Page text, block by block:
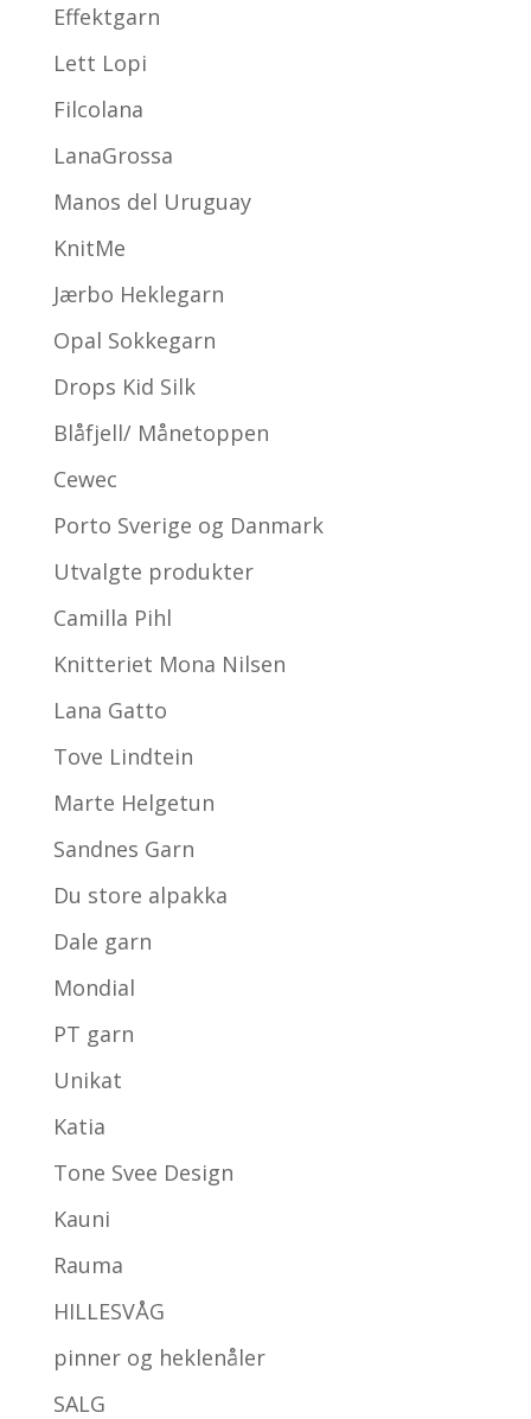
Effektgarn
Lett Lopi
Filcolana
LanaGrossa
Manos del Uruguay
KnitMe
Jærbo Heklegarn
Opal Sokkegarn
Drops Kid Silk
Blåfjell/ Månetoppen
Cewec
Porto Sverige og Danmark
Utvalgte produkter
Camilla Pihl
Knitteriet Mona Nilsen
Lana Gatto
Tove Lindtein
Marte Helgetun
Sandnes Garn
Du store alpakka
Dale garn
Mondial
PT garn
Unikat
Katia
Tone Svee Design
Kauni
Rauma
HILLESVÅG
pinner og heklenåler
SALG